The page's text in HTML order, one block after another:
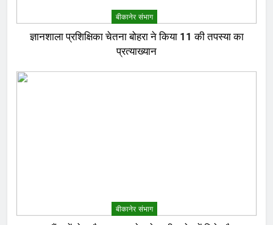
बीकानेर संभाग
ज्ञानशाला प्रशिक्षिका चेतना बोहरा ने किया 11 की तपस्या का
प्रत्याख्यान
बीकानेर संभाग